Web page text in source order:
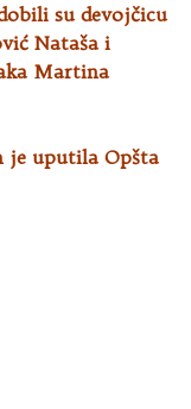
su devojčicu
Nataša i
Martina
je uputila Opšta